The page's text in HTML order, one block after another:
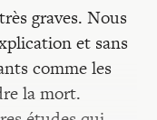
graves. Nous
et sans
comme les
la mort.